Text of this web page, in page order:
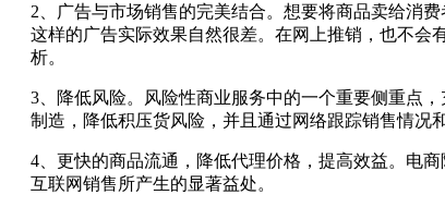
2、广告与市场销售的完美结合。想要将商品卖给消
这样的广告实际效果自然很差。在网上推销，也不会
析。
3、降低风险。风险性商业服务中的一个重要侧重点
制造，降低积压货风险，并且通过网络跟踪销售情况
4、更快的商品流通，降低代理价格，提高效益。电
互联网销售所产生的显著益处。